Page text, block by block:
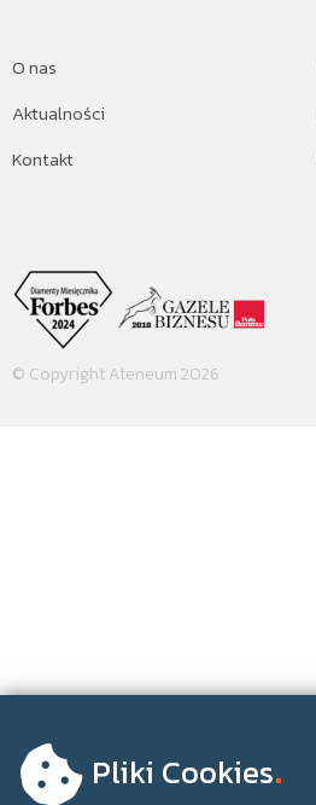
O nas
Aktualności
Kontakt
© Copyright Ateneum 2026
Pliki Cookies.